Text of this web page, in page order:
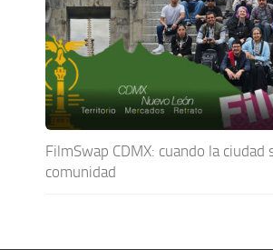
FilmSwap CDMX: cuando la ciudad
comunidad